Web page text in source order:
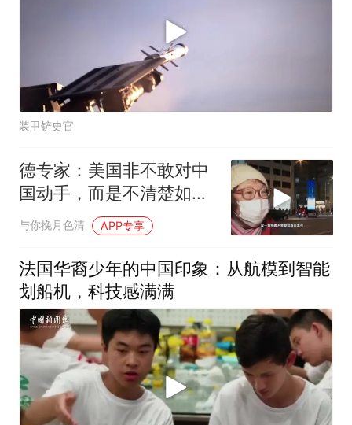
装甲铲史官
德专家：美国非不敢对中
国动手，而是不清楚如何
行动
与你挽月色清 APP专享
法国华裔少年的中国印象：从航模到智能
划船机，科技感满满